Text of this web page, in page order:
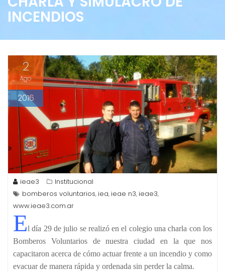
INCENDIOS
2
Ago
2016
ieae3
Institucional
bomberos voluntarios, iea, ieae n3, ieae3,
www.ieae3.com.ar
El día 29 de julio se realizó en el colegio una charla con los
Bomberos Voluntarios de nuestra ciudad en la que nos
capacitaron acerca de cómo actuar frente a un incendio y como
evacuar de manera rápida y ordenada sin perder la calma.